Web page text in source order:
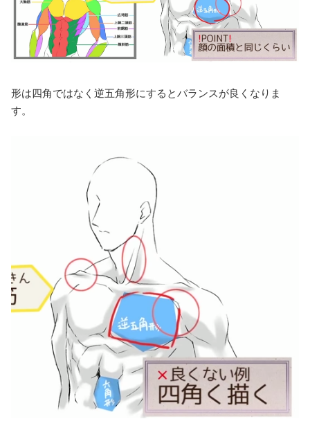
形は四角ではなく逆五角形にするとバランスが良くなりま
す。